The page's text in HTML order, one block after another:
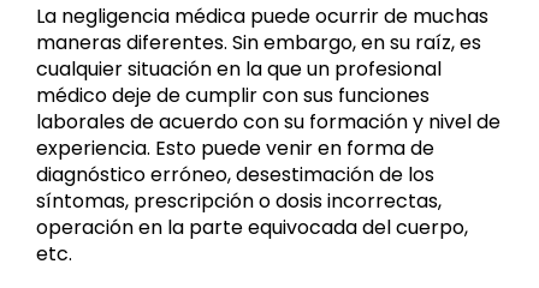
La negligencia médica puede ocurrir de muchas
maneras diferentes. Sin embargo, en su raíz, es
cualquier situación en la que un profesional
médico deje de cumplir con sus funciones
laborales de acuerdo con su formación y nivel de
experiencia. Esto puede venir en forma de
diagnóstico erróneo, desestimación de los
síntomas, prescripción o dosis incorrectas,
operación en la parte equivocada del cuerpo,
etc.